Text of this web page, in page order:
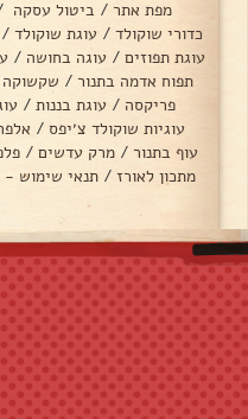
מפת אתר / ביטול עסקה
כדורי שוקולד / עוגת שוקולד /
עוגת תפוזים / עוגה בחושה /
תפוח אדמה בתנור / שקשוקה
פריקסה / עוגת בננות /
עוגיות שוקולד צ׳יפס /
עוף בתנור / מרק עדשים /
מתכון לאורז / תנאי שימוש -